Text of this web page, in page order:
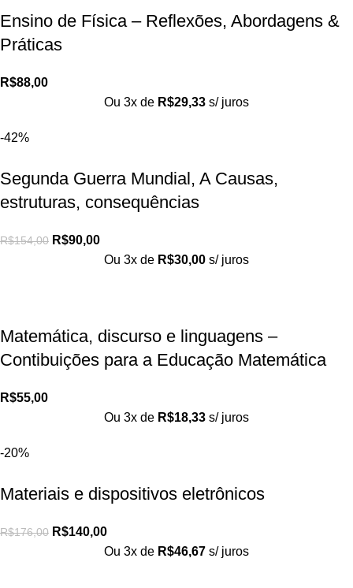
Ensino de Física – Reflexões, Abordagens &
Práticas
R$88,00
Ou 3x de R$29,33 s/ juros
-42%
Segunda Guerra Mundial, A Causas,
estruturas, consequências
R$154,00 R$90,00
Ou 3x de R$30,00 s/ juros
Matemática, discurso e linguagens –
Contibuições para a Educação Matemática
R$55,00
Ou 3x de R$18,33 s/ juros
-20%
Materiais e dispositivos eletrônicos
R$176,00 R$140,00
Ou 3x de R$46,67 s/ juros